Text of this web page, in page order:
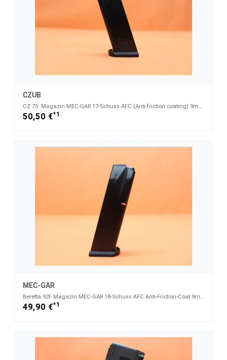
CZUB
CZ 75: Magazin MEC-GAR 17-Schuss AFC (Anti-friction coating) 9mmLuger z.B. für SP-01 SHADOW
50,50 €*1
MEC-GAR
Beretta 92F Magazin MEC-GAR 18-Schuss AFC Anti-Friction-Coat 9mm Luger z.B. für Beretta M9 - 9mmLuge
49,90 €*1